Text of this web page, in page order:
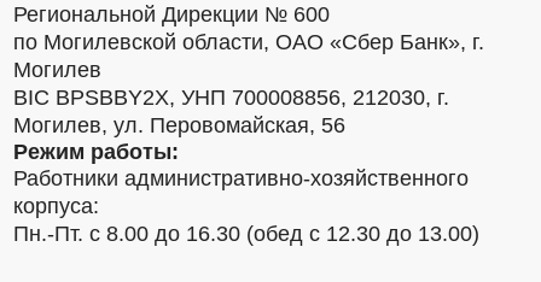
Региональной Дирекции № 600
по Могилевской области, ОАО «Сбер Банк», г.
Могилев
BIC BPSBBY2X, УНП 700008856, 212030, г.
Могилев, ул. Перовомайская, 56
Режим работы:
Работники административно-хозяйственного
корпуса:
Пн.-Пт. с 8.00 до 16.30 (обед с 12.30 до 13.00)